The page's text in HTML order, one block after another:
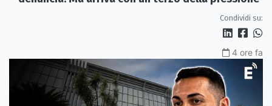
Condividi su:
4 ore fa